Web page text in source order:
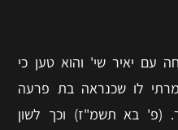
עם יאיר שי' והוא טען כי
לו שכנראה בת פרעה
(פ' בא תשמ"ז) וכך לשון